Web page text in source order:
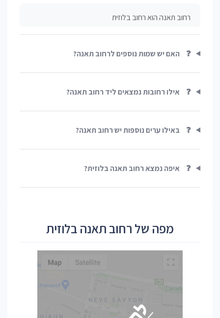
רחוב תאנה הוא רחוב בלוזית
❓ האם יש שמות נוספים לרחוב תאנה?
❓ אילו רחובות נמצאים ליד רחוב תאנה?
❓ באילו ערים נוספות יש רחוב תאנה?
❓ איפה נמצא רחוב תאנה בלוזית?
מפה של רחוב תאנה בלוזית